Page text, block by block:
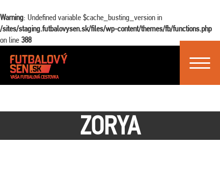
Warning: Undefined variable $cache_busting_version in
/sites/staging.futbalovysen.sk/files/wp-content/themes/fb/functions.php
on line 388
Toggle
ZORYA